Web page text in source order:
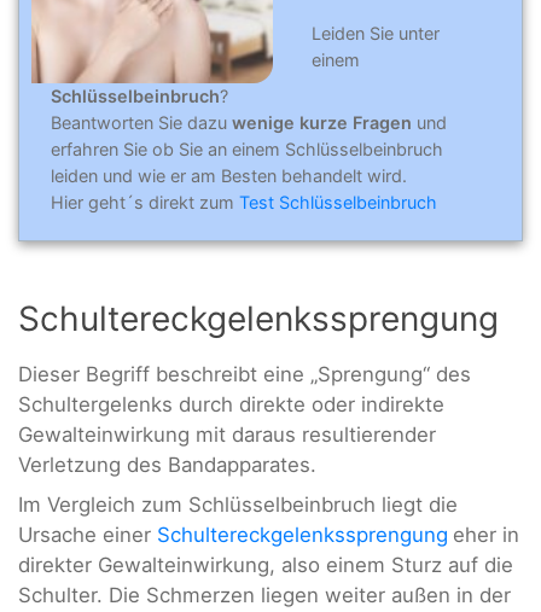
Leiden Sie unter
einem
Schlüsselbeinbruch?
Beantworten Sie dazu wenige kurze Fragen und
erfahren Sie ob Sie an einem Schlüsselbeinbruch
leiden und wie er am Besten behandelt wird.
Hier geht´s direkt zum Test Schlüsselbeinbruch
Schultereckgelenkssprengung
Dieser Begriff beschreibt eine „Sprengung“ des
Schultergelenks durch direkte oder indirekte
Gewalteinwirkung mit daraus resultierender
Verletzung des Bandapparates.
Im Vergleich zum Schlüsselbeinbruch liegt die
Ursache einer Schultereckgelenkssprengung eher in
direkter Gewalteinwirkung, also einem Sturz auf die
Schulter. Die Schmerzen liegen weiter außen in der